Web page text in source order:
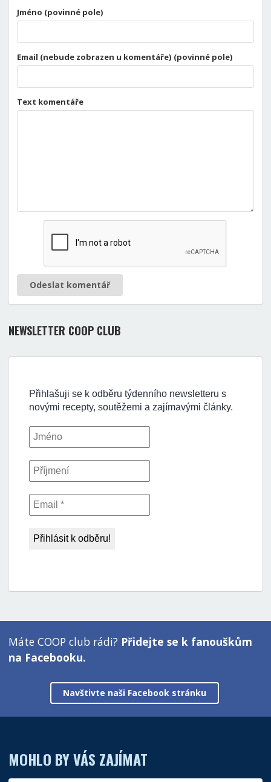
Jméno (povinné pole)
Email (nebude zobrazen u komentáře) (povinné pole)
Text komentáře
Odeslat komentář
NEWSLETTER COOP CLUB
Máte COOP club rádi? Přidejte se k fanouškům
na Facebooku.
Navštivte naši Facebook stránku
MOHLO BY VÁS ZAJÍMAT